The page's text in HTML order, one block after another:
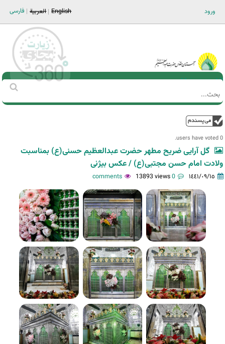
ورود فارسی العربية English
Main men-AR
استمارة
‏
0 users have voted.
گل آرایی ضریح مطهر حضرت عبدالعظیم حسنی(ع) بمناسبت
ولادت امام حسن مجتبی(ع) / عکس بیژنی
١٤٤١/٠٩/١٥ 0 comments
13893 views